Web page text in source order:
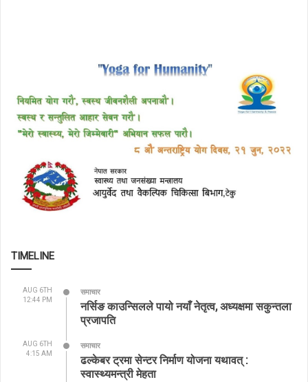
TIMELINE
AUG 6TH
12:44 PM
समाचार
नर्सिङ काउन्सिलले पायो नयाँ नेतृत्व, अध्यक्षमा सकुन्तला
प्रजापति
AUG 6TH
4:15 AM
समाचार
ढल्केबर ट्रमा सेन्टर निर्माण योजना यथावत् :
स्वास्थ्यमन्त्री मेहता